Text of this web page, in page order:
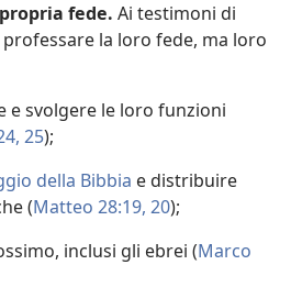
fede. Ai testimoni di
la loro fede, ma loro
e svolgere le loro funzioni
25);
della Bibbia e distribuire
(Matteo 28:19, 20);
inclusi gli ebrei (Marco